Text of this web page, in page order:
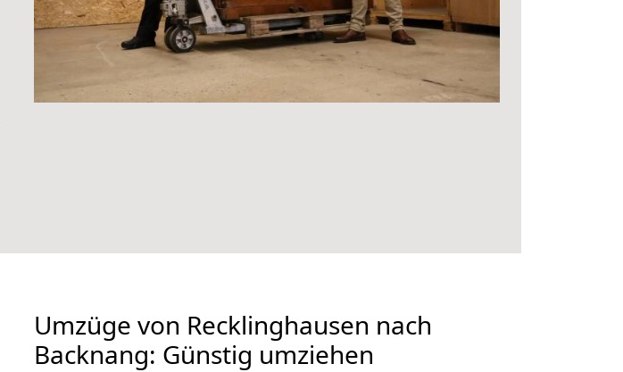
Umzüge von Recklinghausen nach
Backnang: Günstig umziehen